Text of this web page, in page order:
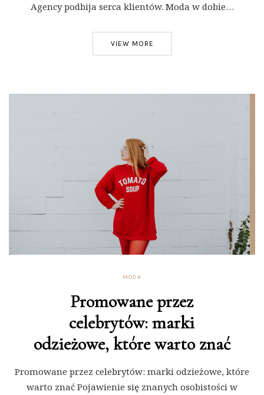
Agency podbija serca klientów. Moda w dobie…
VIEW MORE
MODA
Promowane przez
celebrytów: marki
odzieżowe, które warto znać
Promowane przez celebrytów: marki odzieżowe, które
warto znać Pojawienie się znanych osobistości w